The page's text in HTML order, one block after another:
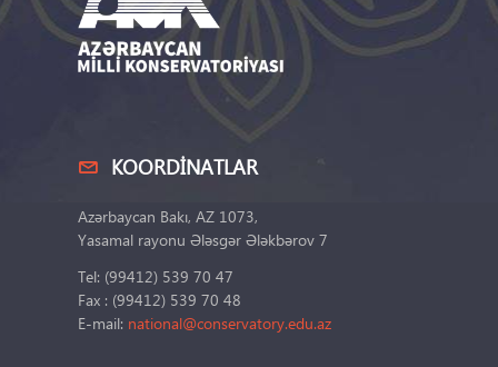
KOORDINATLAR
Azərbaycan Bakı, AZ 1073,
Yasamal rayonu Ələsgər Ələkbərov 7
Tel: (99412) 539 70 47
Fax : (99412) 539 70 48
E-mail: national@conservatory.edu.az